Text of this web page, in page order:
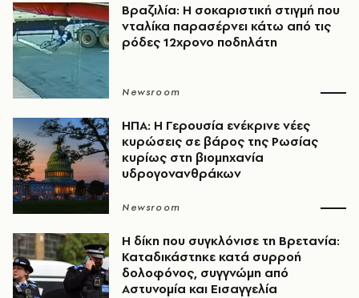
Βραζιλία: Η σοκαριστική στιγμή που
νταλίκα παρασέρνει κάτω από τις
ρόδες 12χρονο ποδηλάτη
Newsroom
ΗΠΑ: Η Γερουσία ενέκρινε νέες
κυρώσεις σε βάρος της Ρωσίας
κυρίως στη βιομηχανία
υδρογονανθράκων
Newsroom
H δίκη που συγκλόνισε τη Βρετανία:
Καταδικάστηκε κατά συρροή
δολοφόνος, συγγνώμη από
Αστυνομία και Εισαγγελία